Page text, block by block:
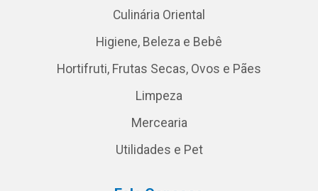
Culinária Oriental
Higiene, Beleza e Bebê
Hortifruti, Frutas Secas, Ovos e Pães
Limpeza
Mercearia
Utilidades e Pet